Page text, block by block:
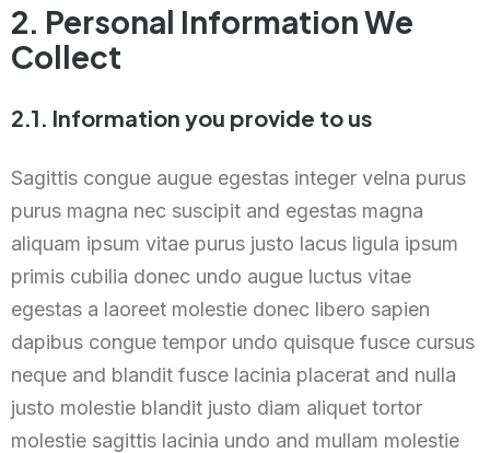
2. Personal Information We
Collect
2.1. Information you provide to us
Sagittis congue augue egestas integer velna purus
purus magna nec suscipit and egestas magna
aliquam ipsum vitae purus justo lacus ligula ipsum
primis cubilia donec undo augue luctus vitae
egestas a laoreet molestie donec libero sapien
dapibus congue tempor undo quisque fusce cursus
neque and blandit fusce lacinia placerat and nulla
justo molestie blandit justo diam aliquet tortor
molestie sagittis lacinia undo and mullam molestie